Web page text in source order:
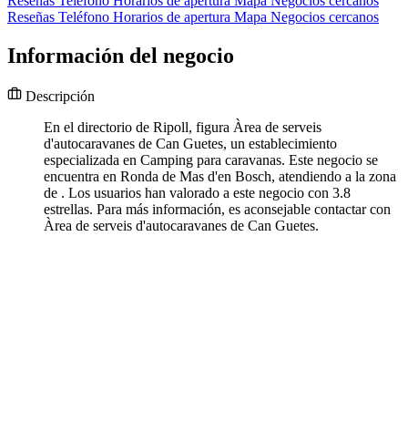
Reseñas Teléfono Horarios de apertura Mapa Negocios cercanos
Información del negocio
Descripción
En el directorio de Ripoll, figura Àrea de serveis
d'autocaravanes de Can Guetes, un establecimiento
especializada en Camping para caravanas. Este negocio se
encuentra en Ronda de Mas d'en Bosch, atendiendo a la zona
de . Los usuarios han valorado a este negocio con 3.8
estrellas. Para más información, es aconsejable contactar con
Àrea de serveis d'autocaravanes de Can Guetes.